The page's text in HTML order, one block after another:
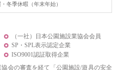
冬季休暇（年末年始）
（一社）日本公園施設業協会会員
SP・SPL表示認定企業
ISO9001認証取得企業
会の審査を経て「公園施設/遊具の安全